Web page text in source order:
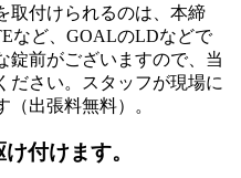
取付けられるのは、本締
など、GOALのLDなどで
錠前がございますので、当
ださい。スタッフが現場に
出張料無料）。
付けます。